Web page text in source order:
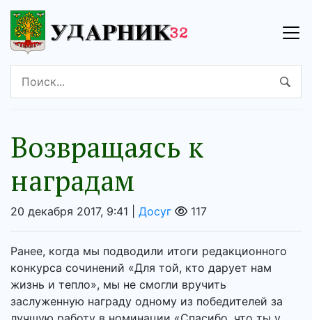
Возвращаясь к
наградам
20 декабря 2017, 9:41 | Досуг 117
Ранее, когда мы подводили итоги редакционного
конкурса сочинений «Для той, кто дарует нам
жизнь и тепло», мы не смогли вручить
заслуженную награду одному из победителей за